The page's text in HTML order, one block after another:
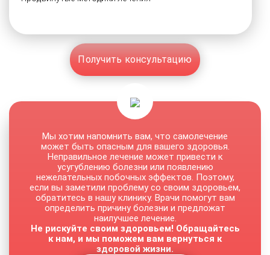
Получить консультацию
Мы хотим напомнить вам, что самолечение
может быть опасным для вашего здоровья.
Неправильное лечение может привести к
усугублению болезни или появлению
нежелательных побочных эффектов. Поэтому,
если вы заметили проблему со своим здоровьем,
обратитесь в нашу клинику. Врачи помогут вам
определить причину болезни и предложат
наилучшее лечение.
Не рискуйте своим здоровьем! Обращайтесь
к нам, и мы поможем вам вернуться к
здоровой жизни.